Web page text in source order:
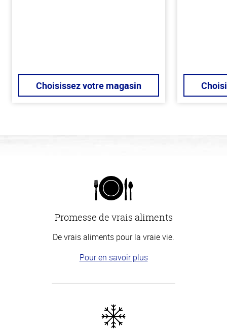
Choisissez votre magasin
Promesse de vrais aliments
De vrais aliments pour la vraie vie.
Pour en savoir plus